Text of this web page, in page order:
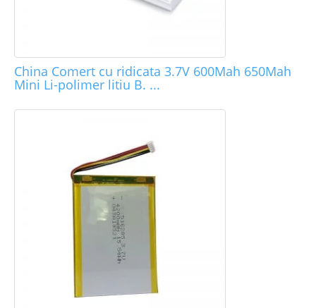
China Comert cu ridicata 3.7V 600Mah 650Mah
Mini Li-polimer litiu B. ...